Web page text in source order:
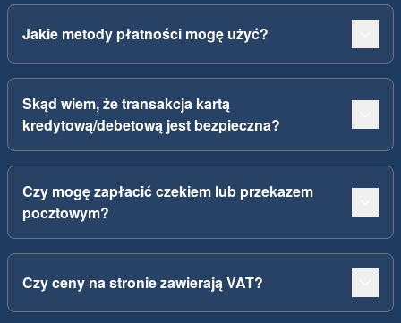
Jakie metody płatności mogę użyć?
Skąd wiem, że transakcja kartą
kredytową/debetową jest bezpieczna?
Czy mogę zapłacić czekiem lub przekazem
pocztowym?
Czy ceny na stronie zawierają VAT?